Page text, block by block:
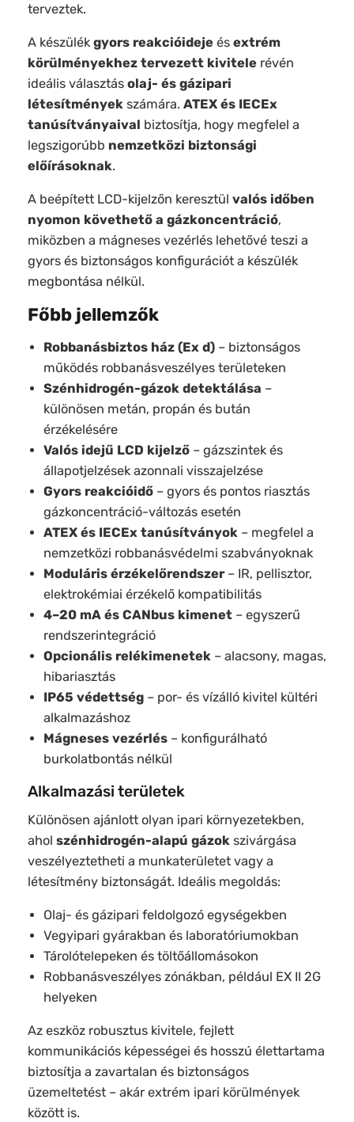
terveztek.
A készülék gyors reakcióideje és extrém
körülményekhez tervezett kivitele révén
ideális választás olaj- és gázipari
létesítmények számára. ATEX és IECEx
tanúsítványaival biztosítja, hogy megfelel a
legszigorúbb nemzetközi biztonsági
előírásoknak.
A beépített LCD-kijelzőn keresztül valós időben
nyomon követhető a gázkoncentráció,
miközben a mágneses vezérlés lehetővé teszi a
gyors és biztonságos konfigurációt a készülék
megbontása nélkül.
Főbb jellemzők
Robbanásbiztos ház (Ex d) – biztonságos
működés robbanásveszélyes területeken
Szénhidrogén-gázok detektálása –
különösen metán, propán és bután
érzékelésére
Valós idejű LCD kijelző – gázszintek és
állapotjelzések azonnali visszajelzése
Gyors reakcióidő – gyors és pontos riasztás
gázkoncentráció-változás esetén
ATEX és IECEx tanúsítványok – megfelel a
nemzetközi robbanásvédelmi szabványoknak
Moduláris érzékelőrendszer– IR, pellisztor,
elektrokémiai érzékelő kompatibilitás
4–20 mA és CANbus kimenet – egyszerű
rendszerintegráció
Opcionális relékimenetek – alacsony, magas,
hibariasztás
IP65 védettség – por- és vízálló kivitel kültéri
alkalmazáshoz
Mágneses vezérlés – konfigurálható
burkolatbontás nélkül
Alkalmazási területek
Különösen ajánlott olyan ipari környezetekben,
ahol szénhidrogén-alapú gázok szivárgása
veszélyeztetheti a munkaterületet vagy a
létesítmény biztonságát. Ideális megoldás:
Olaj- és gázipari feldolgozó egységekben
Vegyipari gyárakban és laboratóriumokban
Tárolótelepeken és töltőállomásokon
Robbanásveszélyes zónákban, például EX II 2G
helyeken
Az eszköz robusztus kivitele, fejlett
kommunikációs képességei és hosszú élettartama
biztosítja a zavartalan és biztonságos
üzemeltetést – akár extrém ipari körülmények
között is.